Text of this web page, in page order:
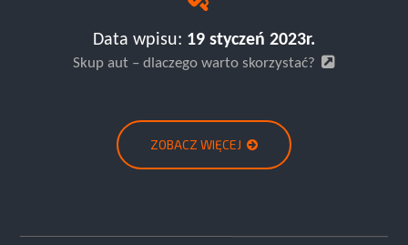
Data wpisu: 19 styczeń 2023r.
Skup aut – dlaczego warto skorzystać?
ZOBACZ WIĘCEJ